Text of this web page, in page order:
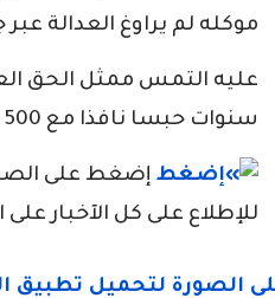
موكله لم يراوغ العدالة
سنوات حبسا نافذا مع 500 ألف دج غرامة مالية.
إضغط على
للإطلاع على كل الآخبار على